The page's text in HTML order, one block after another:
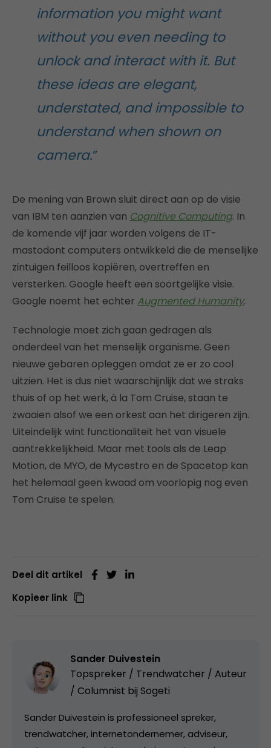
information you might want
without you even needing to
unlock and interact with it. But
these ideas are elegant,
understated, and impossible to
understand when shown on
camera.”
De mening van Brown sluit direct aan op de visie
van IBM ten aanzien van Cognitive Computing. In
de komende vijf jaar worden volgens de IT-
mastodont computers ontwikkeld die de menselijke
zintuigen feilloos kopiëren, overtreffen en
versterken. Google heeft een soortgelijke visie.
Google noemt het echter Augmented Humanity.
Technologie moet zich gaan gedragen als
onderdeel van het menselijk organisme. Geen
nieuwe gebaren opleggen omdat ze er zo cool
uitzien. Het is dus niet waarschijnlijk dat we straks
thuis of op het werk, à la Tom Cruise, staan te
zwaaien alsof we een orkest aan het dirigeren zijn.
Uiteindelijk wint functionaliteit het van visuele
aantrekkelijkheid. Maar met tools als de Leap
Motion, de MYO, de Mycestro en de Spacetop kan
het helemaal geen kwaad om voorlopig nog even
Tom Cruise te spelen.
Deel dit artikel
Kopieer link
Sander Duivestein
Topspreker / Trendwatcher / Auteur
/ Columnist bij Sogeti
Sander Duivestein is professioneel spreker,
trendwatcher, internetondernemer, adviseur,